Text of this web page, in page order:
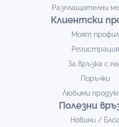
Разплащателни
Клиентски
Моят профил
Регистрация
За връзка с
Поръчки
Любими
Полезни
Новини / Блог